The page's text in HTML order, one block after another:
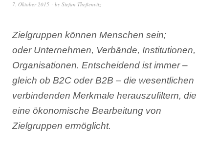
7. Oktober 2015 by Stefan Theßenvitz
Zielgruppen können Menschen sein;
oder Unternehmen, Verbände, Institutionen,
Organisationen. Entscheidend ist immer –
gleich ob B2C oder B2B – die wesentlichen
verbindenden Merkmale herauszufiltern, die
eine ökonomische Bearbeitung von
Zielgruppen ermöglicht.